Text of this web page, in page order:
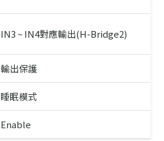
IN3 ~ IN4對應輸出(H-Bridge2)
輸出保護
睡眠模式
Enable